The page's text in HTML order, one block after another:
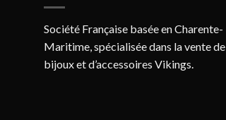
Société Française basée en Charente-
Maritime, spécialisée dans la vente de
bijoux et d’accessoires Vikings.